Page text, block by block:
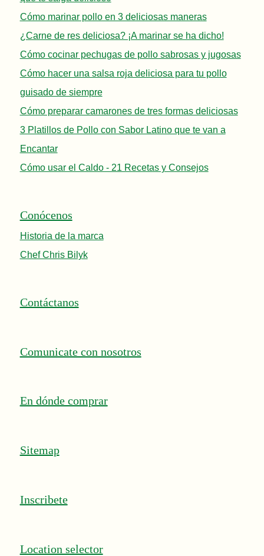
Cómo marinar pollo en 3 deliciosas maneras
¿Carne de res deliciosa? ¡A marinar se ha dicho!
Cómo cocinar pechugas de pollo sabrosas y jugosas
Cómo hacer una salsa roja deliciosa para tu pollo
guisado de siempre
Cómo preparar camarones de tres formas deliciosas
3 Platillos de Pollo con Sabor Latino que te van a
Encantar
Cómo usar el Caldo - 21 Recetas y Consejos
Conócenos
Historia de la marca
Chef Chris Bilyk
Contáctanos
Comunicate con nosotros
En dónde comprar
Sitemap
Inscribete
Location selector